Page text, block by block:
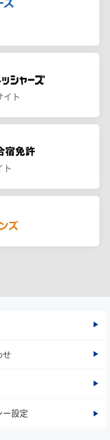
イト
ト
せ
ー設定